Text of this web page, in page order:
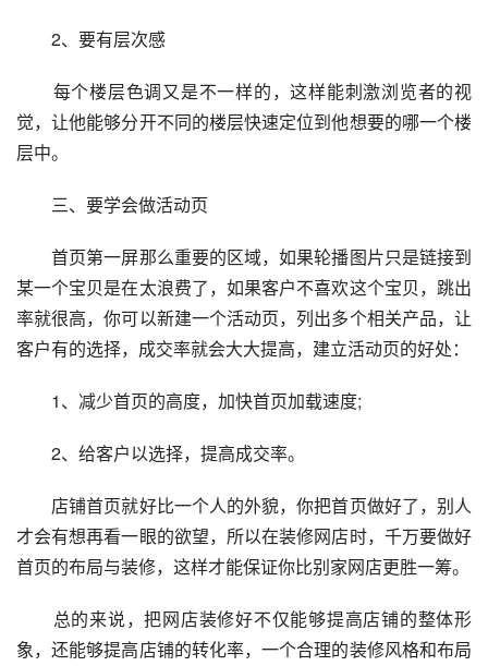
2、要有层次感
每个楼层色调又是不一样的，这样能刺激浏览者的视
觉，让他能够分开不同的楼层快速定位到他想要的哪一个楼
层中。
三、要学会做活动页
首页第一屏那么重要的区域，如果轮播图片只是链接到
某一个宝贝是在太浪费了，如果客户不喜欢这个宝贝，跳出
率就很高，你可以新建一个活动页，列出多个相关产品，让
客户有的选择，成交率就会大大提高，建立活动页的好处：
1、减少首页的高度，加快首页加载速度;
2、给客户以选择，提高成交率。
店铺首页就好比一个人的外貌，你把首页做好了，别人
才会有想再看一眼的欲望，所以在装修网店时，千万要做好
首页的布局与装修，这样才能保证你比别家网店更胜一筹。
总的来说，把网店装修好不仅能够提高店铺的整体形
象，还能够提高店铺的转化率，一个合理的装修风格和布局